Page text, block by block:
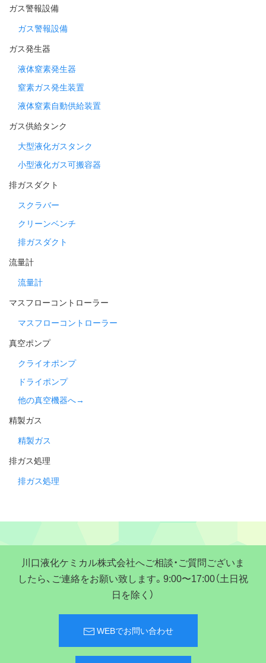
ガス警報設備
ガス警報設備
ガス発生器
液体窒素発生器
窒素ガス発生装置
液体窒素自動供給装置
ガス供給タンク
大型液化ガスタンク
小型液化ガス可搬容器
排ガスダクト
スクラバー
クリーンベンチ
排ガスダクト
流量計
流量計
マスフローコントローラー
マスフローコントローラー
真空ポンプ
クライオポンプ
ドライポンプ
他の真空機器へ→
精製ガス
精製ガス
排ガス処理
排ガス処理
川口液化ケミカル株式会社へご相談・ご質問ございま
したら、ご連絡をお願い致します。9:00〜17:00（土日祝
日を除く）
WEBでお問い合わせ